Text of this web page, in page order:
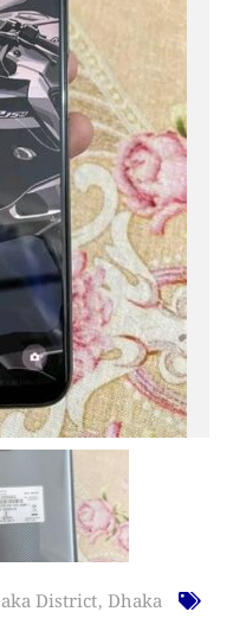
District, Dhaka